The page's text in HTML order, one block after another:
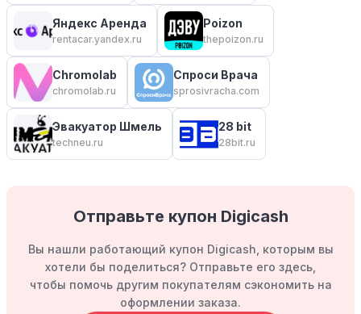
Яндекс Аренда
rentacar.yandex.ru
Poizon
thepoizon.ru
Chromolab
chromolab.ru
Спроси Врача
sprosivracha.com
Эвакуатор Шмель
techneu.ru
28 bit
28bit.ru
Отправьте купон Digicash
Вы нашли работающий купон Digicash, которым вы
хотели бы поделиться? Отправьте его здесь,
чтобы помочь другим покупателям сэкономить на
оформлении заказа.